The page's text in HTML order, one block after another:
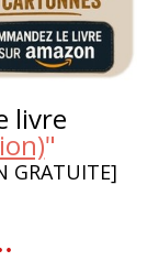
livre
"
GRATUITE]